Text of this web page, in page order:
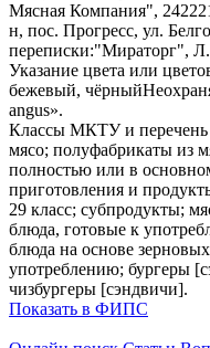
Мясная Компания",
н, пос. Прогресс, ул.
переписки:"Мираторг",
Указание цвета или
бежевый, чёрный
angus».
Классы МКТУ и перечень
мясо; полуфабрикаты из
полностью или в
приготовления и
29 класс; субпродукты;
блюда, готовые к
блюда на основе
употреблению; бургеры
чизбургеры [сэндвичи].
Показать в ФИПС